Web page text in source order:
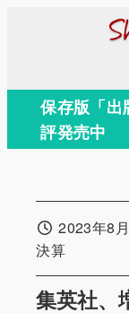
コ
テ
保存版「出
評発売中
集英社、
投稿日2023年8
カテゴリー
決算